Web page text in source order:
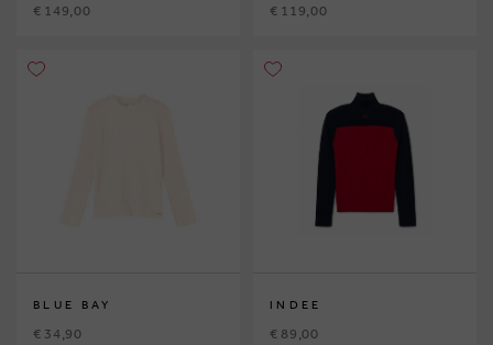
€ 149,00 € 119,00
BLUE BAY
€ 34,90
INDEE
€ 89,00